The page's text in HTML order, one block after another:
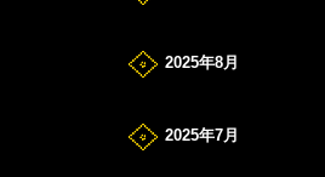
2025年8月
2025年7月